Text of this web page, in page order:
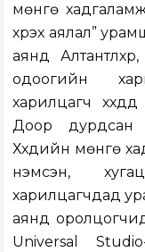
мөнгө
хүрэх аялал”
аянд
одоогийн
харилцагч
Доор дурдсан
Хүүхдийн мөнгө
нэмсэн,
харилцагчдад
аянд
Universal